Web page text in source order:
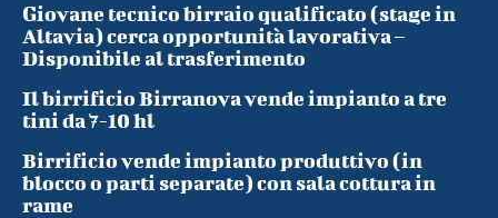
Giovane tecnico birraio qualificato (stage in
Altavia) cerca opportunità lavorativa –
Disponibile al trasferimento
Il birrificio Birranova vende impianto a tre
tini da 7-10 hl
Birrificio vende impianto produttivo (in
blocco o parti separate) con sala cottura in
rame